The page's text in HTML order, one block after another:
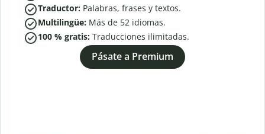
Traductor: Palabras, frases y textos.
Multilingüe: Más de 52 idiomas.
100 % gratis: Traducciones ilimitadas.
Pásate a Premium